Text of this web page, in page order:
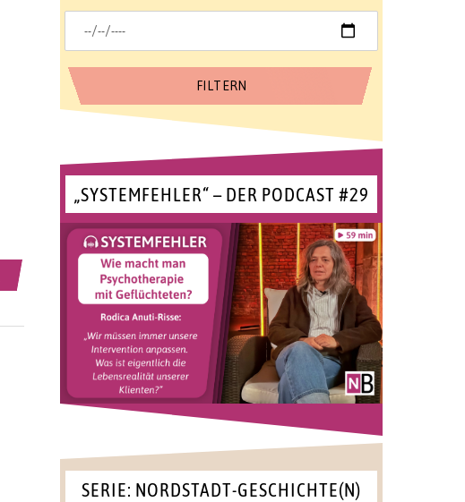
„SYSTEMFEHLER“ – DER PODCAST #29
SERIE: NORDSTADT-GESCHICHTE(N)